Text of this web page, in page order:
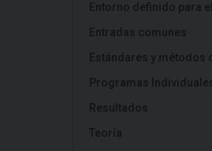
Entorno definido para
Entradas comunes
Estándares y métodos
Programas
Resultados
Teoría